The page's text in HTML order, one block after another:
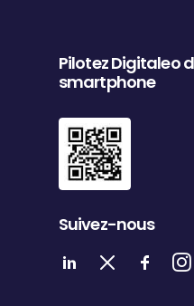
Pilotez Digitaleo
smartphone
Suivez-nous